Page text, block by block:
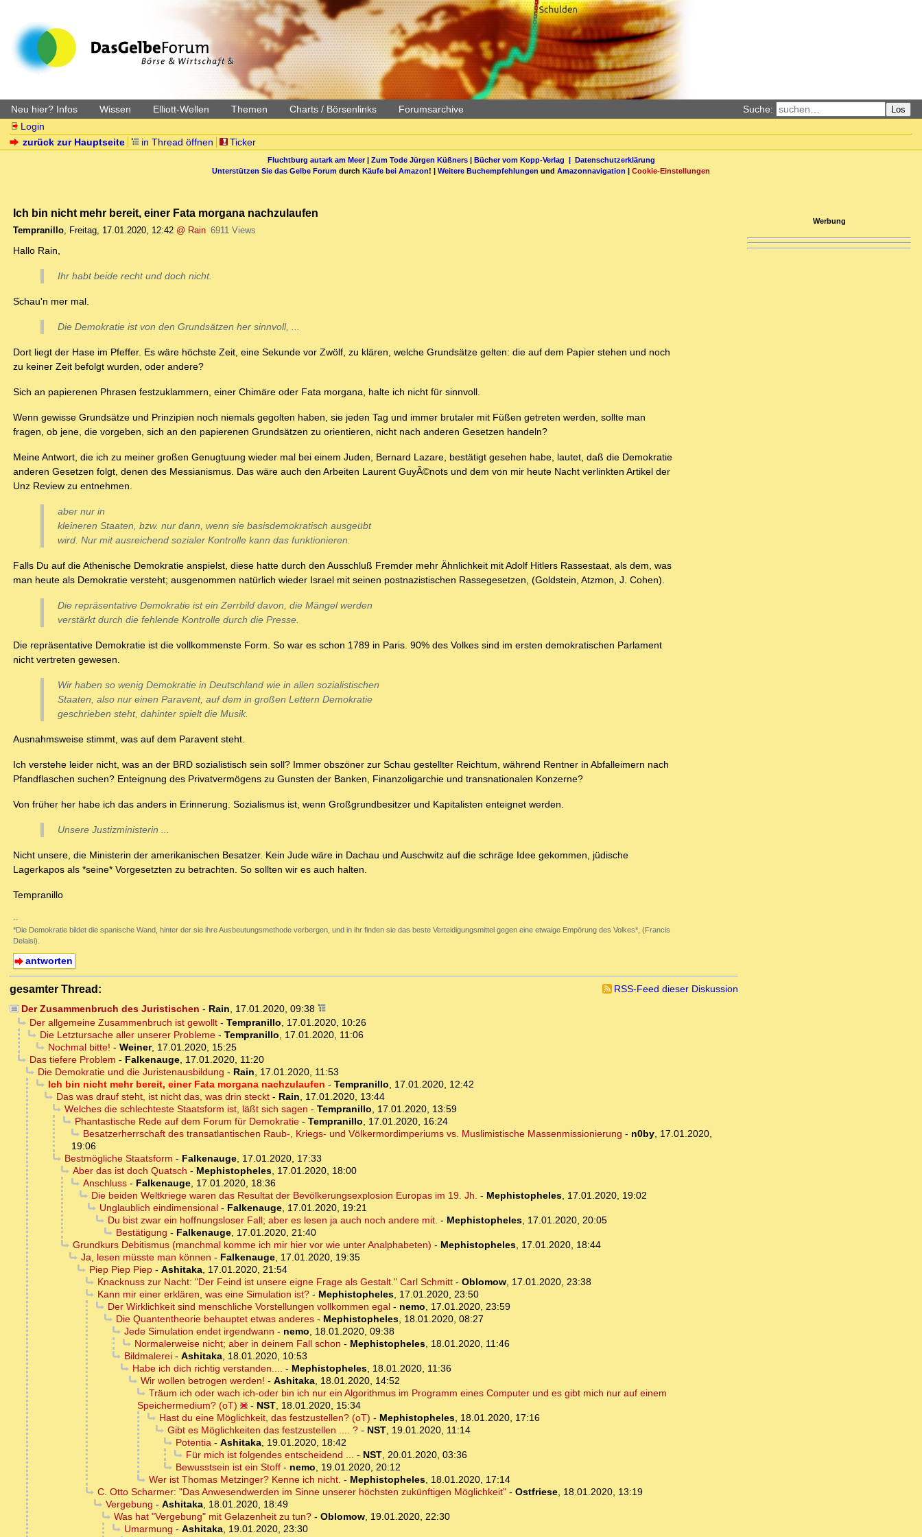
Neu hier? Infos Wissen Elliott-Wellen Themen Charts / Börsenlinks Forumsarchive Suche: Los
Login
zurück zur Hauptseite
in Thread öffnen Ticker
Fluchtburg autark am Meer| Zum Tode Jürgen Küßners| Bücher vom Kopp-Verlag | Datenschutzerklärung
Unterstützen Sie das Gelbe Forum durch Käufe bei Amazon! | Weitere Buchempfehlungen und Amazonnavigation | Cookie-Einstellungen
Ich bin nicht mehr bereit, einer Fata morgana nachzulaufen
Tempranillo, Freitag, 17.01.2020, 12:42 @ Rain 6911 Views
Hallo Rain,
Ihr habt beide recht und doch nicht.
Schau'n mer mal.
Die Demokratie ist von den Grundsätzen her sinnvoll, ...
Dort liegt der Hase im Pfeffer. Es wäre höchste Zeit, eine Sekunde vor Zwölf, zu klären, welche Grundsätze gelten: die auf dem Papier stehen und noch
zu keiner Zeit befolgt wurden, oder andere?
Sich an papierenen Phrasen festzuklammern, einer Chimäre oder Fata morgana, halte ich nicht für sinnvoll.
Wenn gewisse Grundsätze und Prinzipien noch niemals gegolten haben, sie jeden Tag und immer brutaler mit Füßen getreten werden, sollte man
fragen, ob jene, die vorgeben, sich an den papierenen Grundsätzen zu orientieren, nicht nach anderen Gesetzen handeln?
Meine Antwort, die ich zu meiner großen Genugtuung wieder mal bei einem Juden, Bernard Lazare, bestätigt gesehen habe, lautet, daß die Demokratie
anderen Gesetzen folgt, denen des Messianismus. Das wäre auch den Arbeiten Laurent GuyÃ©nots und dem von mir heute Nacht verlinkten Artikel der
Unz Review zu entnehmen.
aber nur in
kleineren Staaten, bzw. nur dann, wenn sie basisdemokratisch ausgeübt
wird. Nur mit ausreichend sozialer Kontrolle kann das funktionieren.
Falls Du auf die Athenische Demokratie anspielst, diese hatte durch den Ausschluß Fremder mehr Ähnlichkeit mit Adolf Hitlers Rassestaat, als dem, was
man heute als Demokratie versteht; ausgenommen natürlich wieder Israel mit seinen postnazistischen Rassegesetzen, (Goldstein, Atzmon, J. Cohen).
Die repräsentative Demokratie ist ein Zerrbild davon, die Mängel werden
verstärkt durch die fehlende Kontrolle durch die Presse.
Die repräsentative Demokratie ist die vollkommenste Form. So war es schon 1789 in Paris. 90% des Volkes sind im ersten demokratischen Parlament
nicht vertreten gewesen.
Wir haben so wenig Demokratie in Deutschland wie in allen sozialistischen
Staaten, also nur einen Paravent, auf dem in großen Lettern Demokratie
geschrieben steht, dahinter spielt die Musik.
Ausnahmsweise stimmt, was auf dem Paravent steht.
Ich verstehe leider nicht, was an der BRD sozialistisch sein soll? Immer obszöner zur Schau gestellter Reichtum, während Rentner in Abfalleimern nach
Pfandflaschen suchen? Enteignung des Privatvermögens zu Gunsten der Banken, Finanzoligarchie und transnationalen Konzerne?
Von früher her habe ich das anders in Erinnerung. Sozialismus ist, wenn Großgrundbesitzer und Kapitalisten enteignet werden.
Unsere Justizministerin ...
Nicht unsere, die Ministerin der amerikanischen Besatzer. Kein Jude wäre in Dachau und Auschwitz auf die schräge Idee gekommen, jüdische
Lagerkapos als *seine* Vorgesetzten zu betrachten. So sollten wir es auch halten.
Tempranillo
--
*Die Demokratie bildet die spanische Wand, hinter der sie ihre Ausbeutungsmethode verbergen, und in ihr finden sie das beste Verteidigungsmittel gegen eine etwaige Empörung des Volkes*, (Francis
Delaisi).
antworten
gesamter Thread:
RSS-Feed dieser Diskussion
Der Zusammenbruch des Juristischen - Rain, 17.01.2020, 09:38
Der allgemeine Zusammenbruch ist gewollt- Tempranillo, 17.01.2020, 10:26
Die Letztursache aller unserer Probleme- Tempranillo, 17.01.2020, 11:06
Nochmal bitte! - Weiner, 17.01.2020, 15:25
Das tiefere Problem - Falkenauge, 17.01.2020, 11:20
Die Demokratie und die Juristenausbildung - Rain, 17.01.2020, 11:53
Ich bin nicht mehr bereit, einer Fata morgana nachzulaufen - Tempranillo, 17.01.2020, 12:42
Das was drauf steht, ist nicht das, was drin steckt- Rain, 17.01.2020, 13:44
Welches die schlechteste Staatsform ist, läßt sich sagen - Tempranillo, 17.01.2020, 13:59
Phantastische Rede auf dem Forum für Demokratie- Tempranillo, 17.01.2020, 16:24
Besatzerherrschaft des transatlantischen Raub-, Kriegs- und Völkermordimperiums vs. Muslimistische Massenmissionierung - n0by, 17.01.2020,
19:06
Bestmögliche Staatsform - Falkenauge, 17.01.2020, 17:33
Aber das ist doch Quatsch - Mephistopheles, 17.01.2020, 18:00
Anschluss- Falkenauge, 17.01.2020, 18:36
Die beiden Weltkriege waren das Resultat der Bevölkerungsexplosion Europas im 19. Jh. - Mephistopheles, 17.01.2020, 19:02
Unglaublich eindimensional- Falkenauge, 17.01.2020, 19:21
Du bist zwar ein hoffnungsloser Fall; aber es lesen ja auch noch andere mit. - Mephistopheles, 17.01.2020, 20:05
Bestätigung - Falkenauge, 17.01.2020, 21:40
Grundkurs Debitismus (manchmal komme ich mir hier vor wie unter Analphabeten) - Mephistopheles, 17.01.2020, 18:44
Ja, lesen müsste man können - Falkenauge, 17.01.2020, 19:35
Piep Piep Piep- Ashitaka, 17.01.2020, 21:54
Knacknuss zur Nacht: "Der Feind ist unsere eigne Frage als Gestalt." Carl Schmitt- Oblomow, 17.01.2020, 23:38
Kann mir einer erklären, was eine Simulation ist?- Mephistopheles, 17.01.2020, 23:50
Der Wirklichkeit sind menschliche Vorstellungen vollkommen egal- nemo, 17.01.2020, 23:59
Die Quantentheorie behauptet etwas anderes- Mephistopheles, 18.01.2020, 08:27
Jede Simulation endet irgendwann - nemo, 18.01.2020, 09:38
Normalerweise nicht; aber in deinem Fall schon - Mephistopheles, 18.01.2020, 11:46
Bildmalerei- Ashitaka, 18.01.2020, 10:53
Habe ich dich richtig verstanden.... - Mephistopheles, 18.01.2020, 11:36
Wir wollen betrogen werden! - Ashitaka, 18.01.2020, 14:52
Träum ich oder wach ich-oder bin ich nur ein Algorithmus im Programm eines Computer und es gibt mich nur auf einem
Speichermedium? (oT)
- NST, 18.01.2020, 15:34
Hast du eine Möglichkeit, das festzustellen? (oT) - Mephistopheles, 18.01.2020, 17:16
Gibt es Möglichkeiten das festzustellen .... ?- NST, 19.01.2020, 11:14
Potentia- Ashitaka, 19.01.2020, 18:42
Für mich ist folgendes entscheidend ... - NST, 20.01.2020, 03:36
Bewusstsein ist ein Stoff- nemo, 19.01.2020, 20:12
Wer ist Thomas Metzinger? Kenne ich nicht. - Mephistopheles, 18.01.2020, 17:14
C. Otto Scharmer: "Das Anwesendwerden im Sinne unserer höchsten zukünftigen Möglichkeit"- Ostfriese, 18.01.2020, 13:19
Vergebung - Ashitaka, 18.01.2020, 18:49
Was hat "Vergebung" mit Gelazenheit zu tun?- Oblomow, 19.01.2020, 22:30
Umarmung - Ashitaka, 19.01.2020, 23:30
Werbung